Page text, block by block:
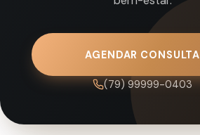
AGENDAR CONSULTA
(79) 99999-0403